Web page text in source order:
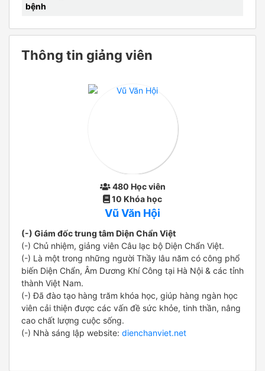
bệnh
Thông tin giảng viên
480 Học viên
10 Khóa học
Vũ Văn Hội
(-) Giám đốc trung tâm Diện Chẩn Việt
(-) Chủ nhiệm, giảng viên Câu lạc bộ Diện Chẩn Việt.
(-) Là một trong những người Thầy lâu năm có công phổ
biến Diện Chẩn, Âm Dương Khí Công tại Hà Nội & các tỉnh
thành Việt Nam.
(-) Đã đào tạo hàng trăm khóa học, giúp hàng ngàn học
viên cải thiện được các vấn đề sức khỏe, tinh thần, nâng
cao chất lượng cuộc sống.
(-) Nhà sáng lập website: dienchanviet.net